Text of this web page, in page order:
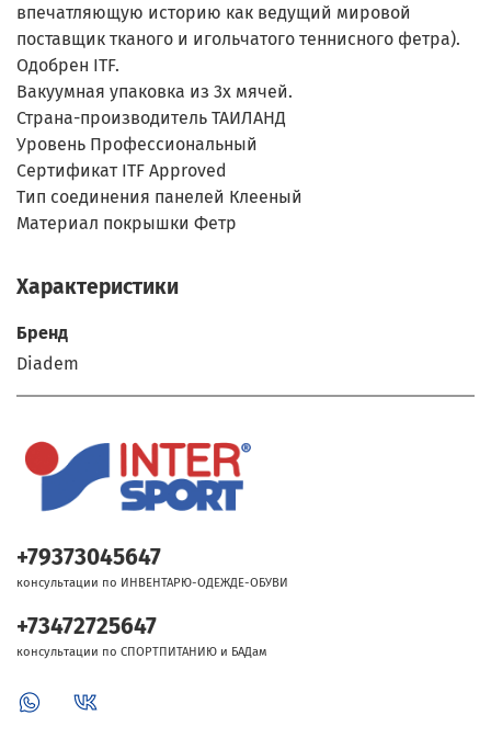
впечатляющую историю как ведущий мировой
поставщик тканого и игольчатого теннисного фетра).
Одобрен ITF.
Вакуумная упаковка из 3х мячей.
Страна-производитель ТАИЛАНД
Уровень Профессиональный
Сертификат ITF Approved
Тип соединения панелей Клееный
Материал покрышки Фетр
Характеристики
Бренд
Diadem
+79373045647
консультации по ИНВЕНТАРЮ-ОДЕЖДЕ-ОБУВИ
+73472725647
консультации по СПОРТПИТАНИЮ и БАДам